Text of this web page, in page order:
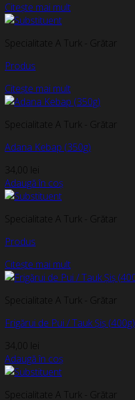
Citește mai mult
Specialitate A Turk - Grătar
Produs
Citește mai mult
Specialitate A Turk - Grătar
Adana Kebap (350g)
34,00 lei
Adaugă în coș
Specialitate A Turk - Grătar
Produs
Citește mai mult
Specialitate A Turk - Grătar
Frigărui de Pui / Tauk Șiș (400g)
34,00 lei
Adaugă în coș
Specialitate A Turk - Grătar